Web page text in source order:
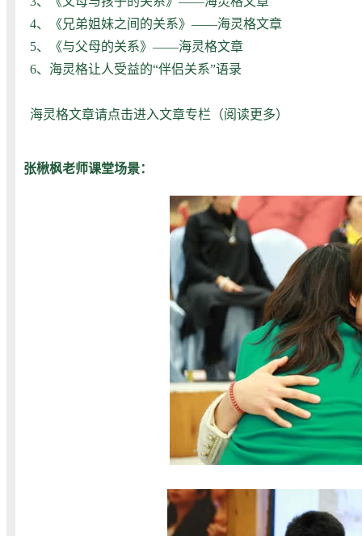
4、
《兄弟姐妹之间的关系》——海灵格文章
5、
《与父母的关系》——海灵格文章
6、 海灵格让人受益的“伴侣关系”语录
海灵格文章请点击进入文章专栏（阅读更多）
张楸枫老师课堂场景：